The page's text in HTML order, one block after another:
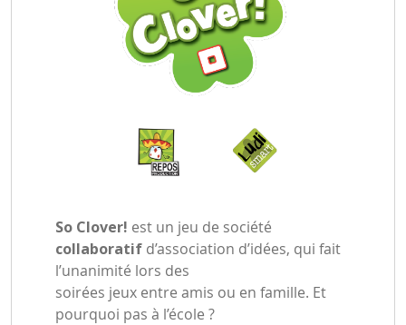
So Clover! est un jeu de société
collaboratif d’association d’idées, qui fait
l’unanimité lors des
soirées jeux entre amis ou en famille. Et
pourquoi pas à l’école ?